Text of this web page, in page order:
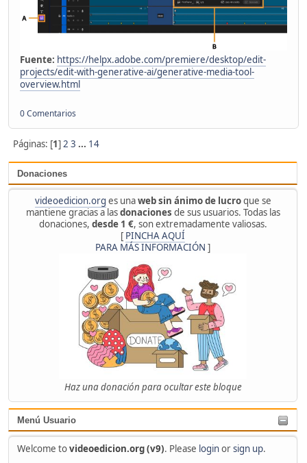
Donaciones
videoedicion.org es unaweb sin ánimo de lucroque se
mantiene gracias a lasdonaciones de sus usuarios. Todas las
donaciones, desde 1 €, son extremadamente valiosas.
[ PINCHA AQUÍ
PARA MÁS INFORMACIÓN ]
Haz una donación para ocultar este bloque
Menú Usuario
Welcome tovideoedicion.org (v9). Please loginorsign up.
Fuente: https://helpx.adobe.com/premiere/desktop/edit-
projects/edit-with-generative-ai/generative-media-tool-
overview.html
0 Comentarios
Páginas: [1]2 3 ... 14